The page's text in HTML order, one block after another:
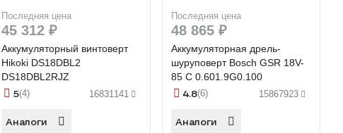
Последняя цена
45 312 ₽
Аккумуляторный винтоверт
Hikoki DS18DBL2
DS18DBL2RJZ
5(4) 16831141
Аналоги
Последняя цена
48 865 ₽
Аккумуляторная дрель-
шуруповерт Bosch GSR 18V-
85 C 0.601.9G0.100
4.8(6) 15867923
Аналоги